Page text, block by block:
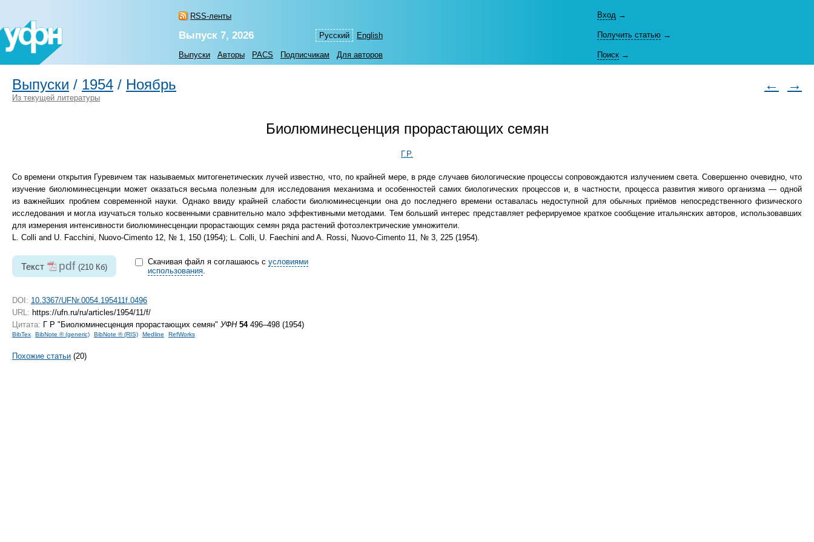
RSS-ленты
Русский English
Вход →
Выпуск 7, 2026 Получить статью →
Выпуски Авторы PACS Подписчикам Для авторов Поиск →
Выпуски / 1954 / Ноябрь ← →
Из текущей литературы
Биолюминесценция прорастающих семян
Г.Р.
Co времени открытия Гуревичем так называемых митогенетических лучей известно, что, по крайней мере, в ряде случаев биологические процессы сопровождаются излучением света. Совершенно очевидно, что
изучение биолюминесценции может оказаться весьма полезным для исследования механизма и особенностей самих биологических процессов и, в частности, процесса развития живого организма — одной
из важнейших проблем современной науки. Однако ввиду крайней слабости биолюминесценции она до последнего времени оставалась недоступной для обычных приёмов непосредственного физического
исследования и могла изучаться только косвенными сравнительно мало эффективными методами. Тем больший интерес представляет реферируемое краткое сообщение итальянских авторов, использовавших
для измерения интенсивности биолюминесценции прорастающих семян ряда растений фотоэлектрические умножители.
L. Colli and U. Fассhini, Nuovo-Cimento 12, № 1, 150 (1954); L. Colli, U. Faechini and A. Rossi, Nuovo-Cimento 11, № 3, 225 (1954).
Текст pdf (210 Кб)
Скачивая файл я соглашаюсь с условиями
использования.
DOI: 10.3367/UFNr.0054.195411f.0496
URL: https://ufn.ru/ru/articles/1954/11/f/
Цитата: Г Р "Биолюминесценция прорастающих семян" УФН 54496–498 (1954)
BibTex BibNote ® (generic) BibNote ® (RIS) Medline RefWorks
Похожие статьи (20)